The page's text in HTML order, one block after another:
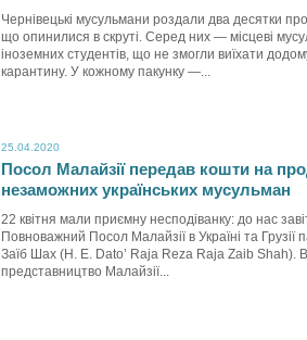
Чернівецькі мусульмани роздали два десятки
що опинилися в скруті. Серед них — місцеві
іноземних студентів, що не змогли виїхати
карантину. У кожному пакунку —...
25.04.2020
Посол Малайзії передав кошти на
незаможних українських мусульман
22 квітня мали приємну несподіванку: до нас
Повноважний Посол Малайзії в Україні та
Заїб Шах (H. E. Dato’ Raja Reza Raja Zaib Shah).
представництво Малайзії...